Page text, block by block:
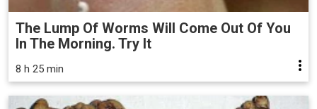
The Lump Of Worms Will Come Out Of You
In The Morning. Try It
8 h 25 min